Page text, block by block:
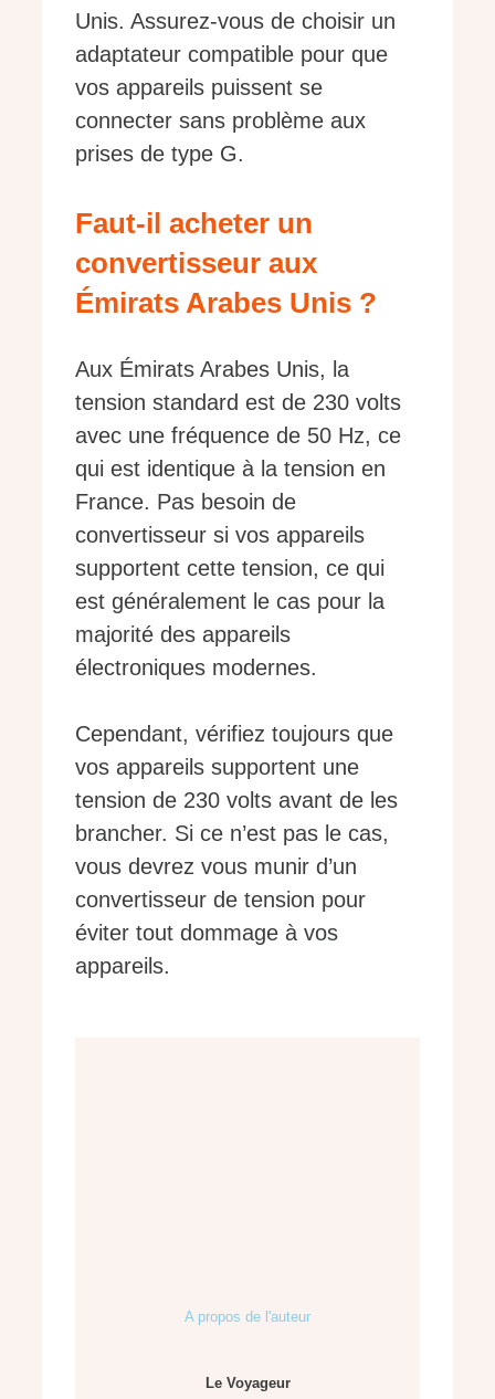
Unis. Assurez-vous de choisir un
adaptateur compatible pour que
vos appareils puissent se
connecter sans problème aux
prises de type G.
Faut-il acheter un
convertisseur aux
Émirats Arabes Unis ?
Aux Émirats Arabes Unis, la
tension standard est de 230 volts
avec une fréquence de 50 Hz, ce
qui est identique à la tension en
France. Pas besoin de
convertisseur si vos appareils
supportent cette tension, ce qui
est généralement le cas pour la
majorité des appareils
électroniques modernes.
Cependant, vérifiez toujours que
vos appareils supportent une
tension de 230 volts avant de les
brancher. Si ce n’est pas le cas,
vous devrez vous munir d’un
convertisseur de tension pour
éviter tout dommage à vos
appareils.
A propos de l'auteur
Le Voyageur